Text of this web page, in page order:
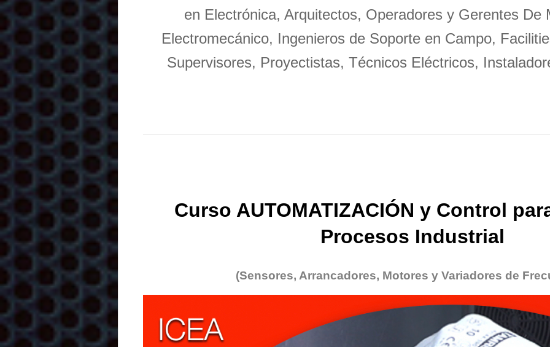
en Electrónica, Arquitectos, Operadores y Gerentes De
Electromecánico, Ingenieros de Soporte en Campo,
Supervisores, Proyectistas, Técnicos Eléctricos,
Curso AUTOMATIZACIÓN y Control
Procesos Industrial
(Sensores, Arrancadores, Motores y Variadores de